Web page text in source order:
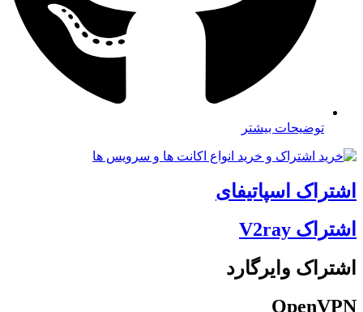
توضیحات بیشتر
اشتراک اسپاتیفای
اشتراک V2ray
اشتراک وایرگارد
OpenVPN